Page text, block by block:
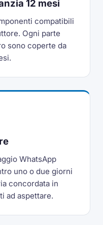
12 mesi
compatibili
Ogni parte
sono coperte da
WhatsApp
uno o due giorni
concordata in
ad aspettare.